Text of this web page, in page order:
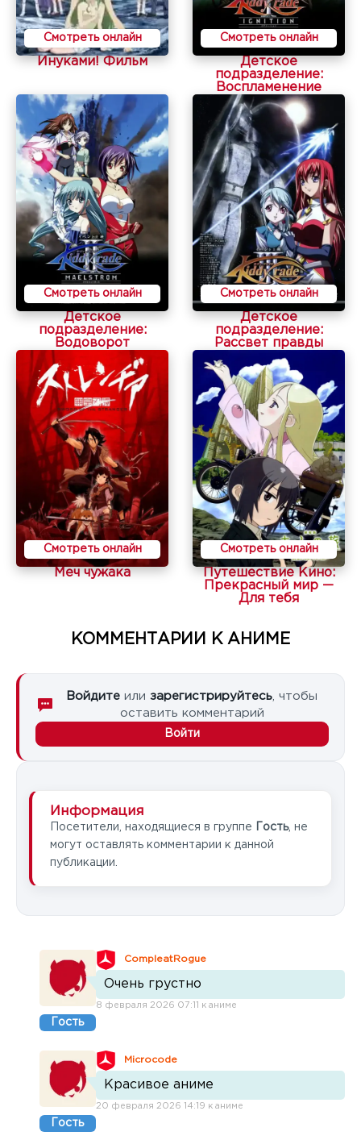
Смотреть онлайн
Инуками! Фильм
Смотреть онлайн
Детское
подразделение:
Воспламенение
Смотреть онлайн
Детское
подразделение:
Водоворот
Смотреть онлайн
Детское
подразделение:
Рассвет правды
Смотреть онлайн
Меч чужака
Смотреть онлайн
Путешествие Кино:
Прекрасный мир —
Для тебя
КОММЕНТАРИИ К АНИМЕ
Войдите или зарегистрируйтесь , чтобы
оставить комментарий
Войти
Информация
Посетители, находящиеся в группе Гость, не
могут оставлять комментарии к данной
публикации.
Гость
CompleatRogue
Очень грустно
8 февраля 2026 07:11 к аниме
Гость
Microcode
Красивое аниме
20 февраля 2026 14:19 к аниме